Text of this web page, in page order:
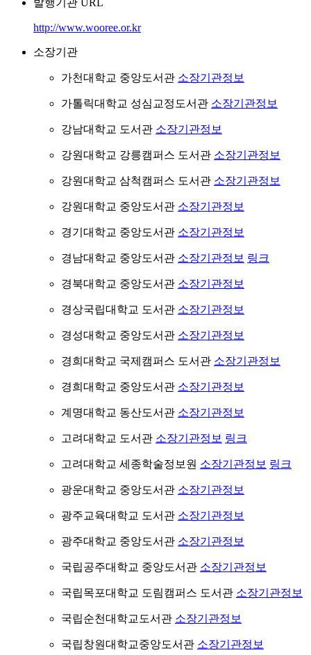
발행기관 URL
http://www.wooree.or.kr
소장기관
가천대학교 중앙도서관 소장기관정보
가톨릭대학교 성심교정도서관 소장기관정보
강남대학교 도서관 소장기관정보
강원대학교 강릉캠퍼스 도서관 소장기관정보
강원대학교 삼척캠퍼스 도서관 소장기관정보
강원대학교 중앙도서관 소장기관정보
경기대학교 중앙도서관 소장기관정보
경남대학교 중앙도서관 소장기관정보 링크
경북대학교 중앙도서관 소장기관정보
경상국립대학교 도서관 소장기관정보
경성대학교 중앙도서관 소장기관정보
경희대학교 국제캠퍼스 도서관 소장기관정보
경희대학교 중앙도서관 소장기관정보
계명대학교 동산도서관 소장기관정보
고려대학교 도서관 소장기관정보 링크
고려대학교 세종학술정보원 소장기관정보 링크
광운대학교 중앙도서관 소장기관정보
광주교육대학교 도서관 소장기관정보
광주대학교 중앙도서관 소장기관정보
국립공주대학교 중앙도서관 소장기관정보
국립목포대학교 도림캠퍼스 도서관 소장기관정보
국립순천대학교도서관 소장기관정보
국립창원대학교중앙도서관 소장기관정보